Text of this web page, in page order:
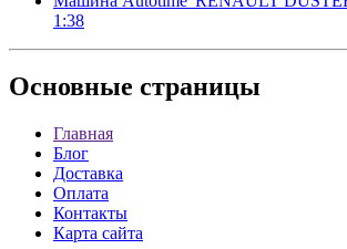
1:38
Основные страницы
Главная
Блог
Доставка
Оплата
Контакты
Карта сайта